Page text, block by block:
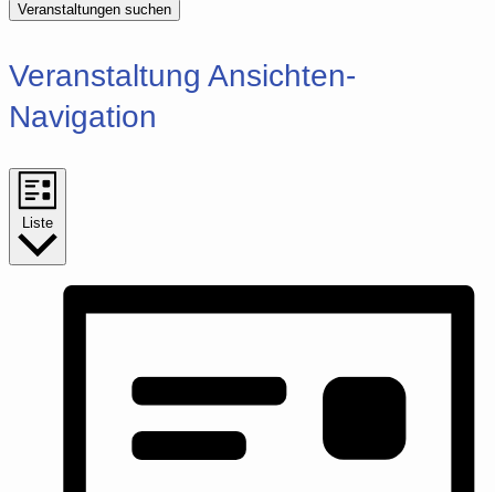
Veranstaltungen suchen
Veranstaltung Ansichten-
Navigation
Liste